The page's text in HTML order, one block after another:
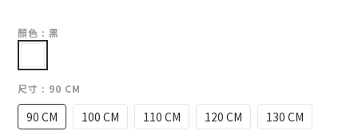
顏色 : 黑
尺寸 : 90 CM
90 CM 100 CM 110 CM 120 CM 130 CM